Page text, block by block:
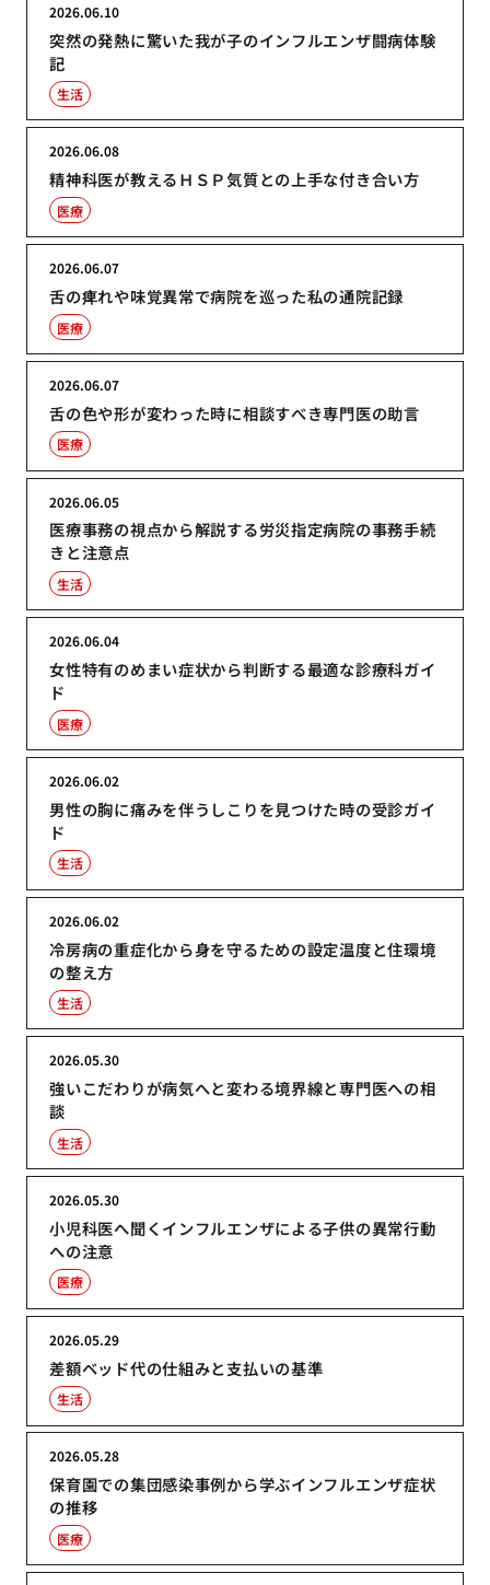
突然の発熱に驚いた我が子のインフルエンザ闘病体験
記
2026.06.10
生活
精神科医が教えるＨＳＰ気質との上手な付き合い方
2026.06.08
医療
舌の痺れや味覚異常で病院を巡った私の通院記録
2026.06.07
医療
舌の色や形が変わった時に相談すべき専門医の助言
2026.06.07
医療
医療事務の視点から解説する労災指定病院の事務手続
きと注意点
2026.06.05
生活
女性特有のめまい症状から判断する最適な診療科ガイ
ド
2026.06.04
医療
男性の胸に痛みを伴うしこりを見つけた時の受診ガイ
ド
2026.06.02
生活
冷房病の重症化から身を守るための設定温度と住環境
の整え方
2026.06.02
生活
強いこだわりが病気へと変わる境界線と専門医への相
談
2026.05.30
生活
小児科医へ聞くインフルエンザによる子供の異常行動
への注意
2026.05.30
医療
差額ベッド代の仕組みと支払いの基準
2026.05.29
生活
保育園での集団感染事例から学ぶインフルエンザ症状
の推移
2026.05.28
医療